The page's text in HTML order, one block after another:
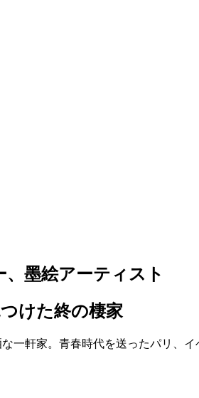
、墨絵アーティスト
けた終の棲家
一軒家。青春時代を送ったパリ、